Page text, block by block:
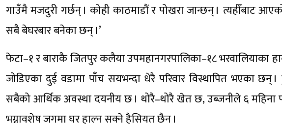
गाउँमै मजदुरी गर्छन् । कोही काठमाडौं र पोखरा जान्छन् । त्यहीँबाट
सबै बेघरबार बनेका छन् ।’
फेटा–१ र बाराकै जितपुर कलैया उपमहानगरपालिका–१८ भरवालियाका
जोडिएका दुई वडामा पाँच सयभन्दा धेरै परिवार विस्थापित भएका
सबैको आर्थिक अवस्था दयनीय छ । थोरै–थोरै खेत छ, उब्जनीले ६ महिना
भग्नावशेष जगमा घर हाल्न सक्ने हैसियत छैन ।